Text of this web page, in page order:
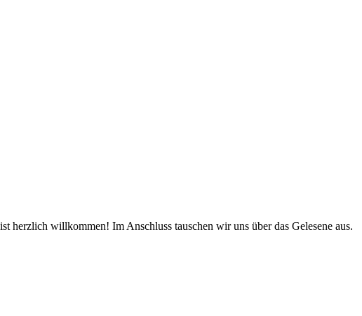
herzlich willkommen! Im Anschluss tauschen wir uns über das Gelesene aus.